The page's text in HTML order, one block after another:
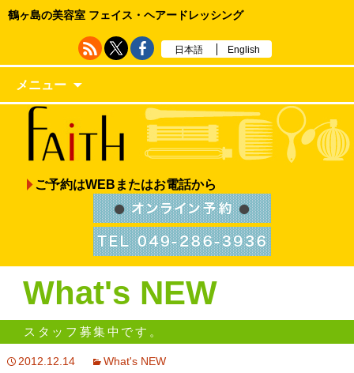
鶴ヶ島の美容室 フェイス・ヘアードレッシング
日本語 English
メニュー
ご予約はWEBまたはお電話から
What's NEW
スタッフ募集中です。
2012.12.14 What's NEW